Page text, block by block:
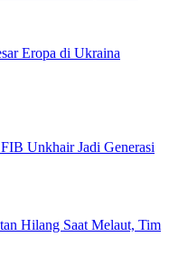
Eropa di Ukraina
Unkhair Jadi Generasi
Hilang Saat Melaut, Tim